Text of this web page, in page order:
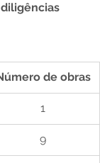
de obras
1
9